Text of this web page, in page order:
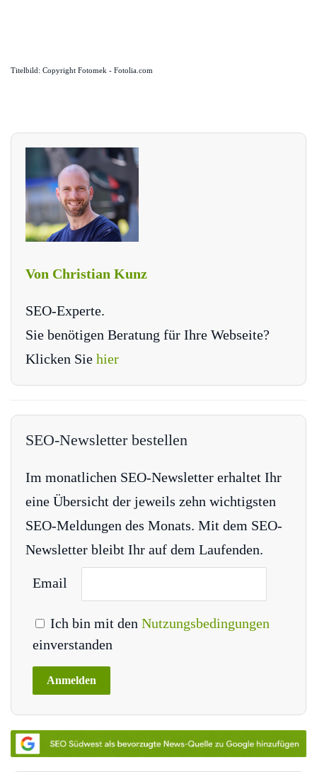
Titelbild: Copyright Fotomek - Fotolia.com
Von Christian Kunz
SEO-Experte.
Sie benötigen Beratung für Ihre Webseite?
Klicken Sie hier
SEO-Newsletter bestellen
Im monatlichen SEO-Newsletter erhaltet Ihr
eine Übersicht der jeweils zehn wichtigsten
SEO-Meldungen des Monats. Mit dem SEO-
Newsletter bleibt Ihr auf dem Laufenden.
Email
Ich bin mit den Nutzungsbedingungen
einverstanden